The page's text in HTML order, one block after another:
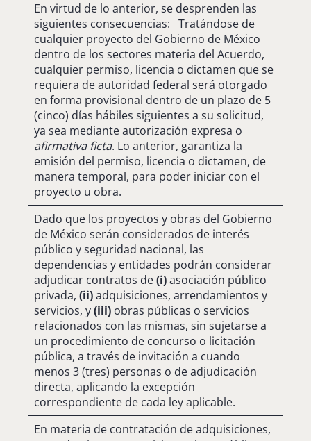
En virtud de lo anterior, se desprenden las
siguientes consecuencias: Tratándose de
cualquier proyecto del Gobierno de México
dentro de los sectores materia del Acuerdo,
cualquier permiso, licencia o dictamen que se
requiera de autoridad federal será otorgado
en forma provisional dentro de un plazo de 5
(cinco) días hábiles siguientes a su solicitud,
ya sea mediante autorización expresa o
afirmativa ficta. Lo anterior, garantiza la
emisión del permiso, licencia o dictamen, de
manera temporal, para poder iniciar con el
proyecto u obra.
Dado que los proyectos y obras del Gobierno
de México serán considerados de interés
público y seguridad nacional, las
dependencias y entidades podrán considerar
adjudicar contratos de(i)asociación público
privada, (ii)adquisiciones, arrendamientos y
servicios, y(iii) obras públicas o servicios
relacionados con las mismas, sin sujetarse a
un procedimiento de concurso o licitación
pública, a través de invitación a cuando
menos 3 (tres) personas o de adjudicación
directa, aplicando la excepción
correspondiente de cada ley aplicable.
En materia de contratación de adquisiciones,